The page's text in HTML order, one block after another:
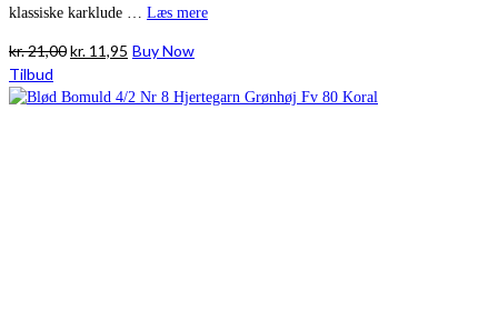
klassiske karklude … Læs mere
kr.21,00Den
pris
kr. 11,95 Den
pris
Buy Now
Tilbud